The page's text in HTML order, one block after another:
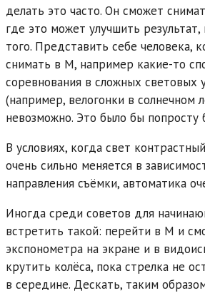
делать это часто. Он сможет
где это может улучшить результат,
того. Представить себе человека,
снимать в М, например какие-то
соревнования в сложных световых
(например, велогонки в солнечном
невозможно. Это было бы попросту
В условиях, когда свет
очень сильно меняется в
направления съёмки, автоматика
Иногда среди советов для
встретить такой: перейти в М и
экспонометра на экране и в
крутить колёса, пока стрелка не
в середине. Дескать, таким